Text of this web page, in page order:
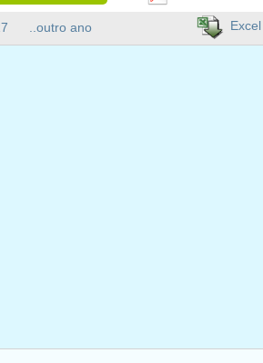
..outro ano Excel